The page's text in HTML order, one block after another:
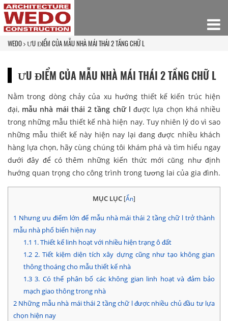
WEDO ƯU ĐIỂM CỦA MẪU NHÀ MÁI THÁI 2 TẦNG CHỮ L
ƯU ĐIỂM CỦA MẪU NHÀ MÁI THÁI 2 TẦNG CHỮ L
Nằm trong dòng chảy của xu hướng thiết kế kiến trúc hiện
đại, mẫu nhà mái thái 2 tầng chữ l được lựa chọn khá nhiều
trong những mẫu thiết kế nhà hiện nay. Tuy nhiên lý do vì sao
những mẫu thiết kế này hiện nay lại đang được nhiều khách
hàng lựa chọn, hãy cùng chúng tôi khám phá và tìm hiểu ngay
dưới đây để có thêm những kiến thức mới cũng như định
hướng quan trọng cho công trình trong tương lai của gia đình.
MỤC LỤC [Ẩn]
1 Nhưng ưu điểm lớn để mẫu nhà mái thái 2 tầng chữ l trở thành
mẫu nhà phổ biến hiện nay
1.1 1. Thiết kế linh hoạt với nhiều hiện trạng ô đất
1.22. Tiết kiệm diện tích xây dựng cũng như tạo không gian
thông thoáng cho mẫu thiết kế nhà
1.33. Có thể phân bố các không gian linh hoạt và đảm bảo
mạch giao thông trong nhà
2 Những mẫu nhà mái thái 2 tầng chữ l được nhiều chủ đầu tư lựa
chọn hiện nay